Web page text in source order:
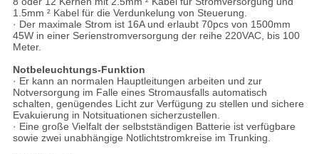
1.5mm ² Kabel für die Verdunkelung von Steuerung.
· Der maximale Strom ist 16A und erlaubt 70pcs von 1500mm
45W in einer Serienstromversorgung der reihe 220VAC, bis 100
Meter.
Notbeleuchtungs-Funktion
· Er kann an normalen Hauptleitungen arbeiten und zur
Notversorgung im Falle eines Stromausfalls automatisch
schalten, genügendes Licht zur Verfügung zu stellen und sichere
Evakuierung in Notsituationen sicherzustellen.
· Eine große Vielfalt der selbstständigen Batterie ist verfügbare
sowie zwei unabhängige Notlichtstromkreise im Trunking.